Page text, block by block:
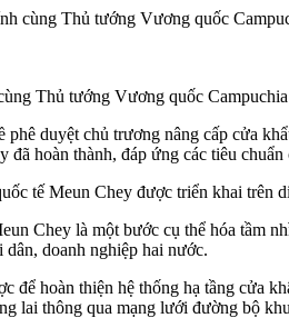
cùng Thủ tướng Vương quốc
Thủ tướng Vương quốc
duyệt chủ trương nâng cấp cửa
hoàn thành, đáp ứng các tiêu chuẩn
tế Meun Chey được triển khai trên
Chey là một bước cụ thể hóa tầm
doanh nghiệp hai nước.
để hoàn thiện hệ thống hạ tầng cửa
lai thông qua mạng lưới đường bộ